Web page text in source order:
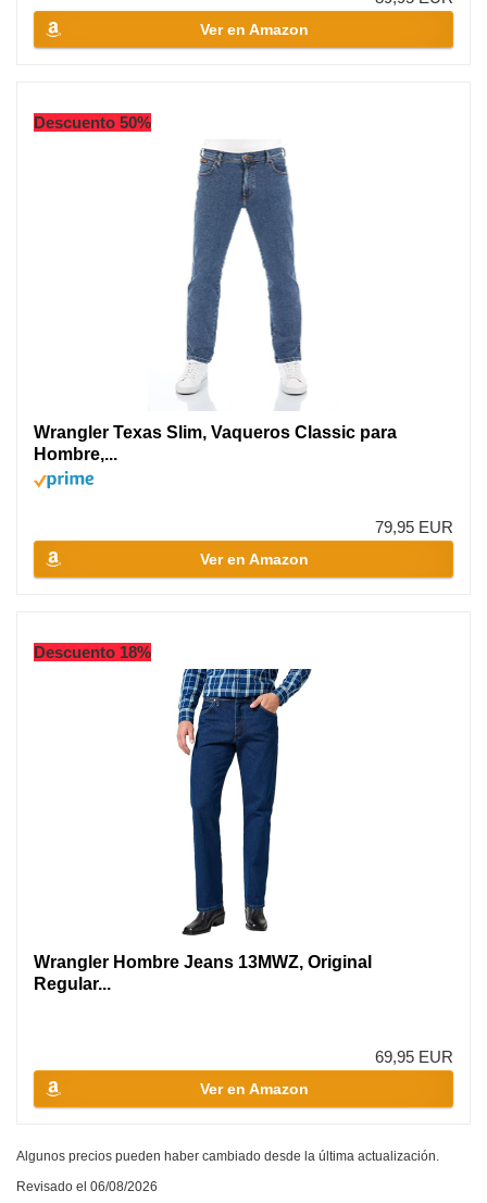
Ver en Amazon
Descuento 50%
Wrangler Texas Slim, Vaqueros Classic para
Hombre,...
79,95 EUR
Ver en Amazon
Descuento 18%
Wrangler Hombre Jeans 13MWZ, Original
Regular...
69,95 EUR
Ver en Amazon
Algunos precios pueden haber cambiado desde la última actualización.
Revisado el 06/08/2026